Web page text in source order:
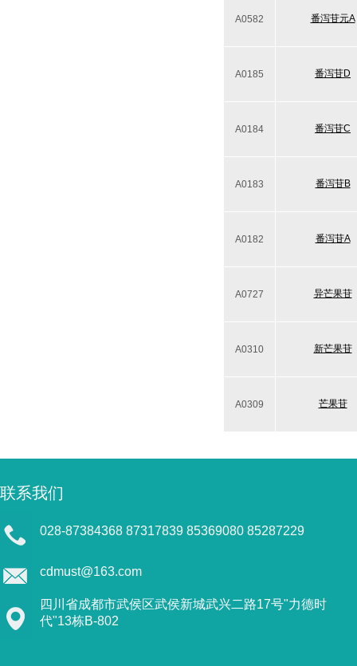
A0582 番泻苷元A
A0185 番泻苷D
A0184 番泻苷C
A0183 番泻苷B
A0182 番泻苷A
A0727 异芒果苷
A0310 新芒果苷
A0309 芒果苷
联系我们
028-87384368 87317839 85369080 85287229
cdmust@163.com
四川省成都市武侯区武侯新城武兴二路17号"力德时
代"13栋B-802